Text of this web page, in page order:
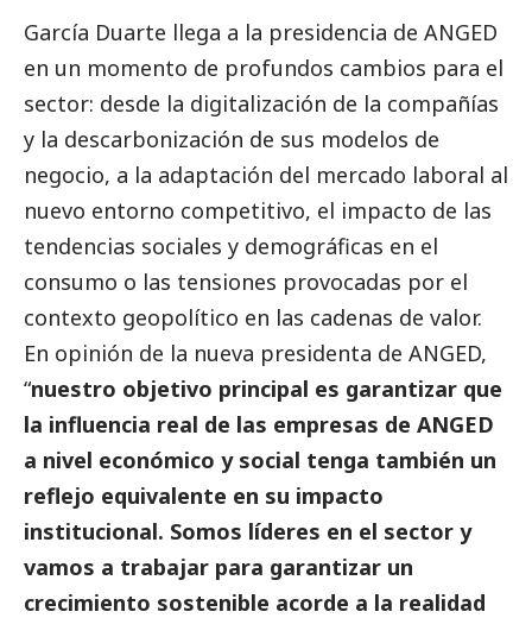
García Duarte llega a la presidencia de ANGED
en un momento de profundos cambios para el
sector: desde la digitalización de la compañías
y la descarbonización de sus modelos de
negocio, a la adaptación del mercado laboral al
nuevo entorno competitivo, el impacto de las
tendencias sociales y demográficas en el
consumo o las tensiones provocadas por el
contexto geopolítico en las cadenas de valor.
En opinión de la nueva presidenta de ANGED,
“nuestro objetivo principal es garantizar que
la influencia real de las empresas de ANGED
a nivel económico y social tenga también un
reflejo equivalente en su impacto
institucional. Somos líderes en el sector y
vamos a trabajar para garantizar un
crecimiento sostenible acorde a la realidad